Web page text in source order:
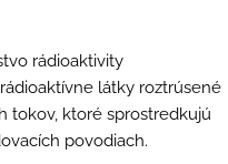
rádioaktivity
látky roztrúsené
tokov, ktoré sprostredkujú
povodiach.